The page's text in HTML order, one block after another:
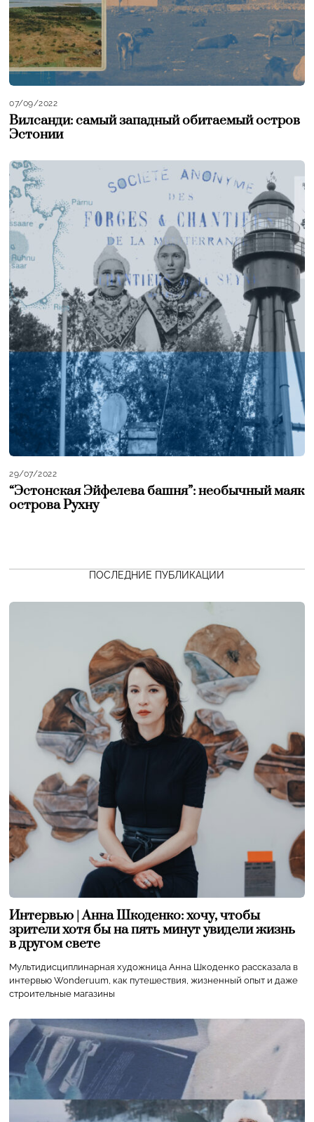
07/09/2022
Вилсанди: самый западный обитаемый остров
Эстонии
29/07/2022
“Эстонская Эйфелева башня”: необычный маяк
острова Рухну
ПОСЛЕДНИЕ ПУБЛИКАЦИИ
Интервью | Анна Шкоденко: хочу, чтобы
зрители хотя бы на пять минут увидели жизнь
в другом свете
Мультидисциплинарная художница Анна Шкоденко рассказала в
интервью Wonderuum, как путешествия, жизненный опыт и даже
строительные магазины